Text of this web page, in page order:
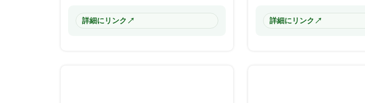
詳細にリンク ↗ 詳細にリンク ↗